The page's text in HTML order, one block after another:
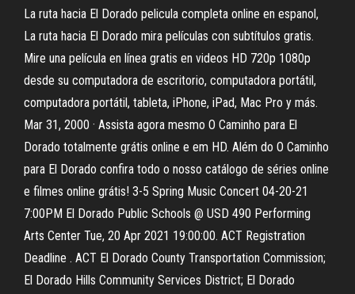
La ruta hacia El Dorado pelicula completa online en espanol,
La ruta hacia El Dorado mira películas con subtítulos gratis.
Mire una película en línea gratis en videos HD 720p 1080p
desde su computadora de escritorio, computadora portátil,
computadora portátil, tableta, iPhone, iPad, Mac Pro y más.
Mar 31, 2000 · Assista agora mesmo O Caminho para El
Dorado totalmente grátis online e em HD. Além do O Caminho
para El Dorado confira todo o nosso catálogo de séries online
e filmes online grátis! 3-5 Spring Music Concert 04-20-21
7:00PM El Dorado Public Schools @ USD 490 Performing
Arts Center Tue, 20 Apr 2021 19:00:00. ACT Registration
Deadline . ACT El Dorado County Transportation Commission;
El Dorado Hills Community Services District; El Dorado